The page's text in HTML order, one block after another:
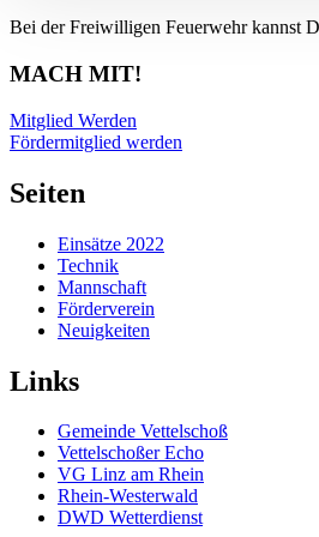
Bei der Freiwilligen Feuerwehr kannst
MACH MIT!
Mitglied Werden
Fördermitglied werden
Seiten
Einsätze 2022
Technik
Mannschaft
Förderverein
Neuigkeiten
Links
Gemeinde Vettelschoß
Vettelschoßer Echo
VG Linz am Rhein
Rhein-Westerwald
DWD Wetterdienst